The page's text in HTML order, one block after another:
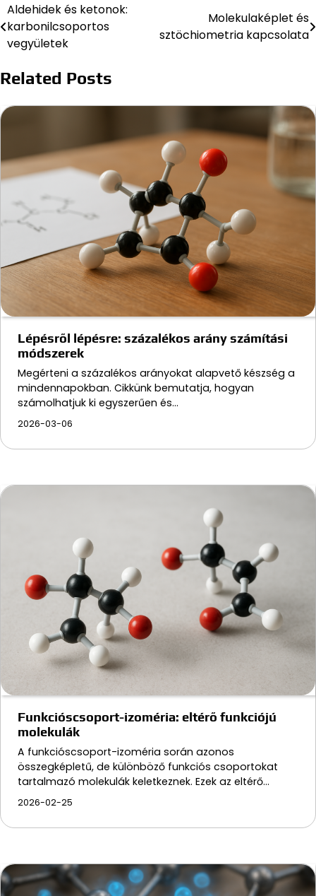
Bejegyzés
navigáció
Aldehidek és ketonok:
karbonilcsoportos
vegyületek
Molekulaképlet és
sztöchiometria kapcsolata
Related Posts
Lépésről lépésre: százalékos arány számítási
módszerek
Megérteni a százalékos arányokat alapvető készség a
mindennapokban. Cikkünk bemutatja, hogyan
számolhatjuk ki egyszerűen és…
2026-03-06
Funkcióscsoport-izoméria: eltérő funkciójú
molekulák
A funkcióscsoport-izoméria során azonos
összegképletű, de különböző funkciós csoportokat
tartalmazó molekulák keletkeznek. Ezek az eltérő…
2026-02-25